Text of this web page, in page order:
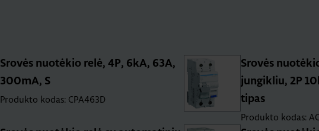
Srovės nuotėkio relė, 4P, 6kA, 63A,
300mA, S
Produkto kodas: CPA463D
Srovės
jungikliu, 2P
tipas
Produkto kodas: